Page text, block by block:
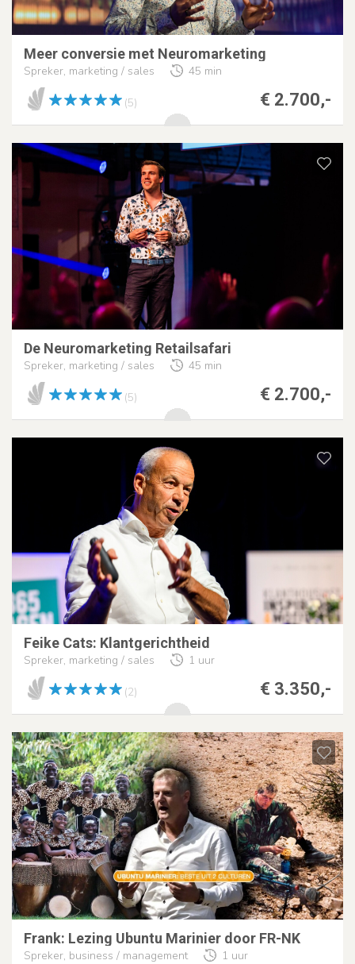
Meer conversie met Neuromarketing
Spreker, marketing / sales 45 min
€ 2.700,-
(5)
De Neuromarketing Retailsafari
Spreker, marketing / sales 45 min
€ 2.700,-
(5)
Feike Cats: Klantgerichtheid
Spreker, marketing / sales 1 uur
€ 3.350,-
(2)
Frank: Lezing Ubuntu Marinier door FR-NK
Spreker, business / management 1 uur